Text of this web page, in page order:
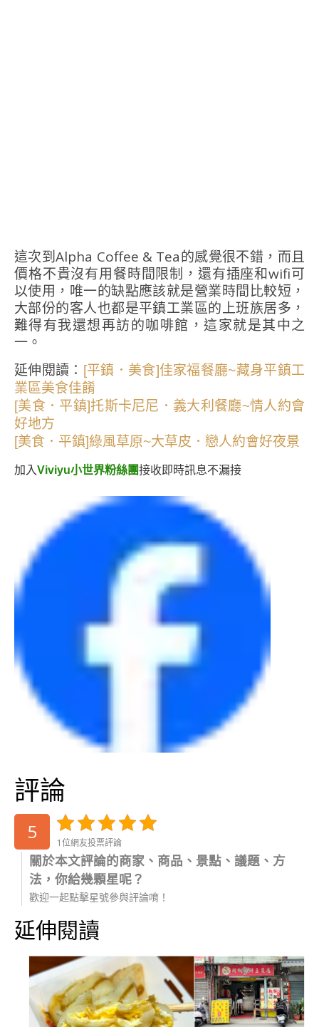
這次到Alpha Coffee & Tea的感覺很不錯，而且
價格不貴沒有用餐時間限制，還有插座和wifi可
以使用，唯一的缺點應該就是營業時間比較短，
大部份的客人也都是平鎮工業區的上班族居多，
難得有我還想再訪的咖啡館，這家就是其中之
一。
延伸閱讀： [平鎮．美食]佳家福餐廳~藏身平鎮工
業區美食佳餚
[美食．平鎮]托斯卡尼尼．義大利餐廳~情人約會
好地方
[美食．平鎮]綠風草原~大草皮．戀人約會好夜景
加入Viviyu小世界粉絲團接收即時訊息不漏接
評論
5 1位網友投票評論
關於本文評論的商家、商品、景點、議題、方
法，你給幾顆星呢？
歡迎一起點擊星號參與評論唷！
延伸閱讀